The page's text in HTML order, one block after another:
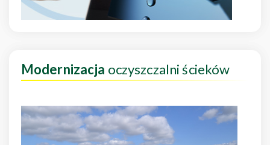
Modernizacja oczyszczalni ścieków